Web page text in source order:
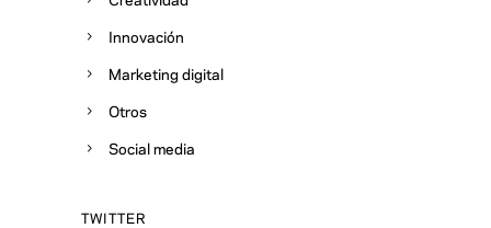
Innovación
Marketing digital
Otros
Social media
TWITTER